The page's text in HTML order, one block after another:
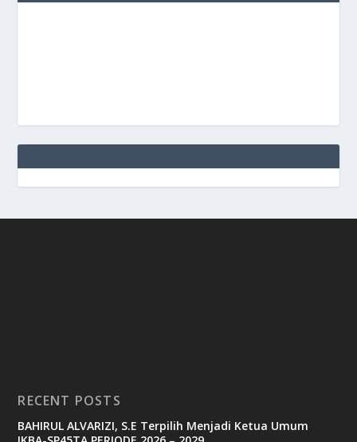
RECENT POSTS
BAHIRUL ALVARIZI, S.E Terpilih Menjadi Ketua Umum